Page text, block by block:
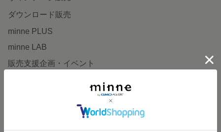
ダウンロード販売
minne PLUS
minne LAB
販売支援企画・イベント
minneとものづくりと